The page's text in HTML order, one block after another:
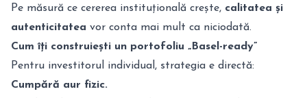
Pe măsură ce cererea instituțională crește, calitatea și
autenticitatea vor conta mai mult ca niciodată.
Cum îți construiești un portofoliu „Basel-ready”
Pentru investitorul individual, strategia e directă:
Cumpără aur fizic.